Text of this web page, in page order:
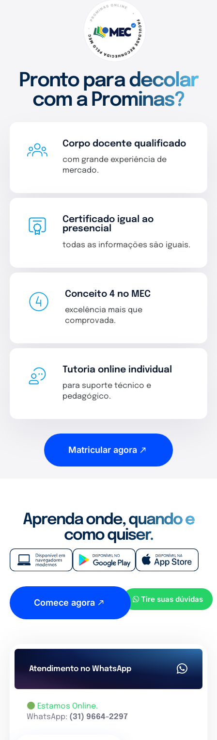
Pronto para decolar
com a Prominas?
Corpo docente qualificado
com grande experiência de
mercado.
Certificado igual ao
presencial
todas as informações são iguais.
Conceito 4 no MEC
excelência mais que
comprovada.
Tutoria online individual
para suporte técnico e
pedagógico.
Matricular agora
Aprenda onde, quando e
como quiser.
Comece agora Tire suas dúvidas
Atendimento no WhatsApp
Estamos Online.
WhatsApp: (31) 9664-2297